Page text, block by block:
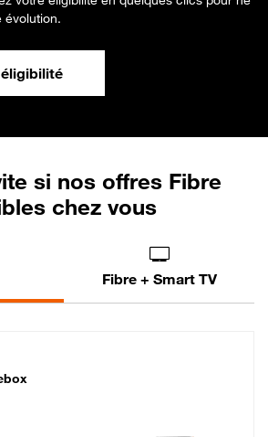
évolution.
si nos offres Fibre
chez vous
Fibre + Smart TV
Livebox Lite Fibre